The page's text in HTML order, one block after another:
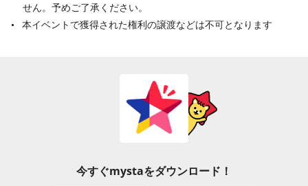
せん。予めご了承ください。
本イベントで獲得された権利の譲渡などは不可となります
今すぐmystaをダウンロード！